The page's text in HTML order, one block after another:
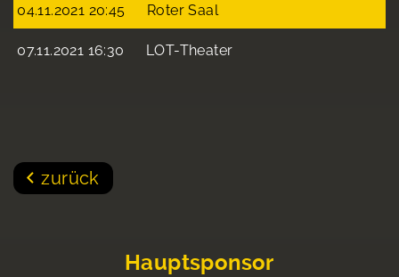
04.11.2021 20:45 Roter Saal
07.11.2021 16:30 LOT-Theater
zurück
Hauptsponsor